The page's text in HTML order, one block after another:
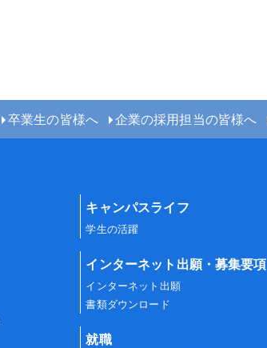
卒業生の皆様へ 企業の採用担当の皆様へ
キャンパスライフ
学生の活躍
インターネット出願・募集要項
インターネット出願
書類ダウンロード
就職